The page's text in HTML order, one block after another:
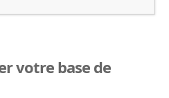
votre base de